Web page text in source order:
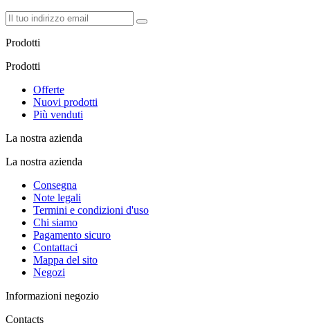
Prodotti
Prodotti
Offerte
Nuovi prodotti
Più venduti
La nostra azienda
La nostra azienda
Consegna
Note legali
Termini e condizioni d'uso
Chi siamo
Pagamento sicuro
Contattaci
Mappa del sito
Negozi
Informazioni negozio
Contacts